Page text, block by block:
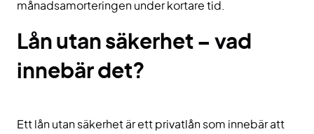
månadsamorteringen under kortare tid.
Lån utan säkerhet – vad
innebär det?
Ett lån utan säkerhet är ett privatlån som innebär att